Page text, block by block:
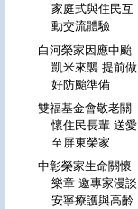
家庭式與住民互
動交流體驗
白河榮家因應中颱
凱米來襲 提前做
好防颱準備
雙福基金會敬老關
懷住民長輩 送愛
至屏東榮家
中彰榮家生命關懷
樂章 邀專家漫談
安寧療護與高齡